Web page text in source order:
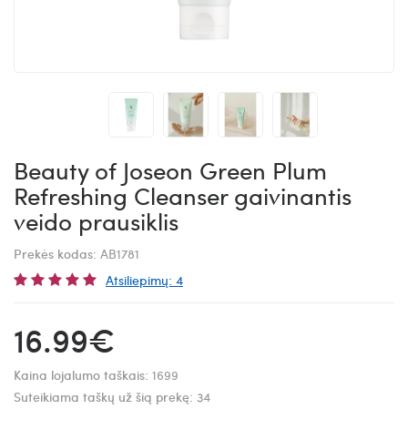
Beauty of Joseon Green Plum
Refreshing Cleanser gaivinantis
veido prausiklis
Prekės kodas: AB1781
Atsiliepimų: 4
16.99€
Kaina lojalumo taškais: 1699
Suteikiama taškų už šią prekę: 34